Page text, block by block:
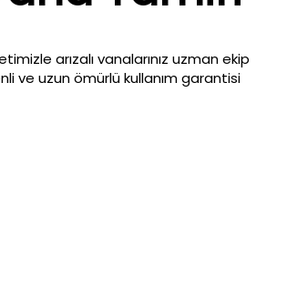
arızalı vanalarınız uzman ekip
ve uzun ömürlü kullanım garantisi